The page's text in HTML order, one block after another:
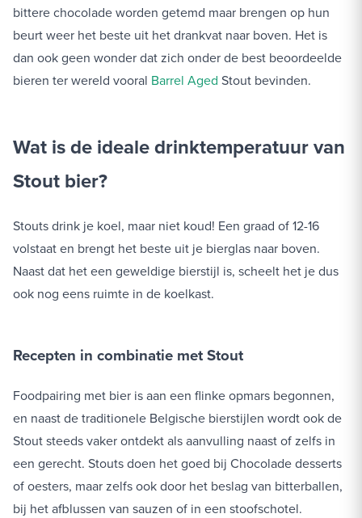
bittere chocolade worden getemd maar brengen op hun
beurt weer het beste uit het drankvat naar boven. Het is
dan ook geen wonder dat zich onder de best beoordeelde
bieren ter wereld vooral Barrel Aged Stout bevinden.
Wat is de ideale drinktemperatuur van
Stout bier?
Stouts drink je koel, maar niet koud! Een graad of 12-16
volstaat en brengt het beste uit je bierglas naar boven.
Naast dat het een geweldige bierstijl is, scheelt het je dus
ook nog eens ruimte in de koelkast.
Recepten in combinatie met Stout
Foodpairing met bier is aan een flinke opmars begonnen,
en naast de traditionele Belgische bierstijlen wordt ook de
Stout steeds vaker ontdekt als aanvulling naast of zelfs in
een gerecht. Stouts doen het goed bij Chocolade desserts
of oesters, maar zelfs ook door het beslag van bitterballen,
bij het afblussen van sauzen of in een stoofschotel.